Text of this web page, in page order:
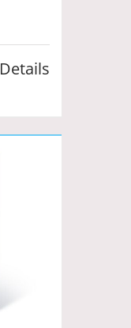
Details